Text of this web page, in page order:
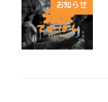
お知らせ